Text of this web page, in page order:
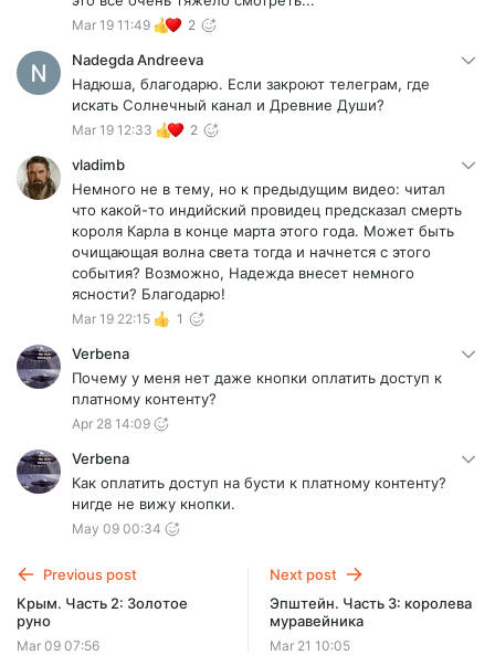
Mar 19 11:49 2
Nadegda Andreeva
Надюша, благодарю. Если закроют телеграм, где
искать Солнечный канал и Древние Души?
Mar 19 12:33 2
vladimb
Немного не в тему, но к предыдущим видео: читал
что какой-то индийский провидец предсказал смерть
короля Карла в конце марта этого года. Может быть
очищающая волна света тогда и начнется с этого
события? Возможно, Надежда внесет немного
ясности? Благодарю!
Mar 19 22:15 1
Verbena
Почему у меня нет даже кнопки оплатить доступ к
платному контенту?
Apr 28 14:09
Verbena
Как оплатить доступ на бусти к платному контенту?
нигде не вижу кнопки.
May 09 00:34
Previous post
Крым. Часть 2: Золотое
руно
Mar 09 07:56
Next post
Эпштейн. Часть 3: королева
муравейника
Mar 21 10:05